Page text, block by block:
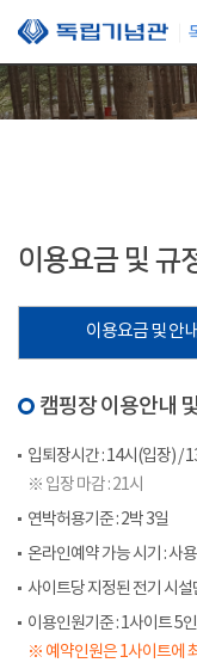
본문 바로가기
이용요금 및 규
이용요금 및 안내
캠핑장 이용안내
입퇴장시간 : 14시(입장) /
※ 입장 마감 : 21시
연박허용기준 : 2박 3일
온라인예약 가능 시기 : 사
사이트당 지정된 전기 시
이용인원기준 : 1사이트 5
※ 예약인원은 1사이트에